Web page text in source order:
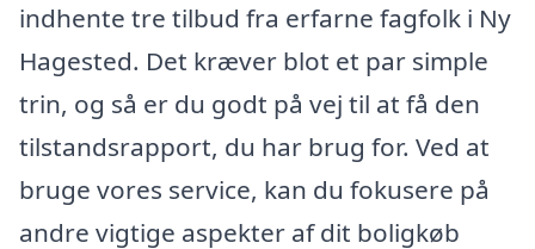
indhente tre tilbud fra erfarne fagfolk i Ny
Hagested. Det kræver blot et par simple
trin, og så er du godt på vej til at få den
tilstandsrapport, du har brug for. Ved at
bruge vores service, kan du fokusere på
andre vigtige aspekter af dit boligkøb